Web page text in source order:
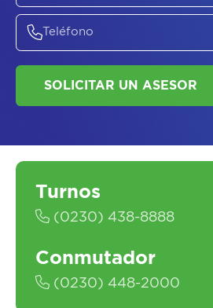
ASESORATE SOBRE
SALUD
SOLICITAR UN ASESOR
Turnos
(0230) 438-8888
Conmutador
(0230) 448-2000